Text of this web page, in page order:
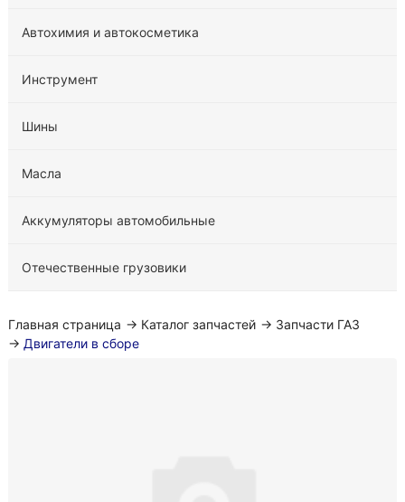
Автохимия и автокосметика
Инструмент
Шины
Масла
Аккумуляторы автомобильные
Отечественные грузовики
Главная страница → Каталог запчастей → Запчасти ГАЗ
→ Двигатели в сборе